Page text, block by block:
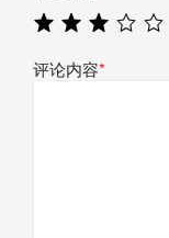
评论内容*